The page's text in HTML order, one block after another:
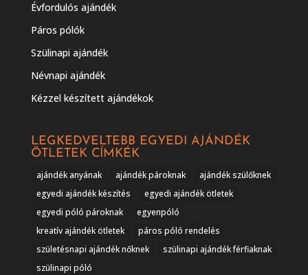
Évfordulós ajándék
Páros pólók
Szülinapi ajándék
Névnapi ajándék
Kézzel készített ajándékok
LEGKEDVELTEBB EGYEDI AJÁNDÉK
ÖTLETEK CÍMKÉK
ajándék anyának ajándék pároknak
ajándék szülőknek
egyedi ajándék készítés
egyedi ajándék ötletek
egyedi póló pároknak
egyenpóló
kreatív ajándék ötletek
páros póló rendelés
születésnapi ajándék nőknek
szülinapi ajándék férfiaknak
szülinapi póló